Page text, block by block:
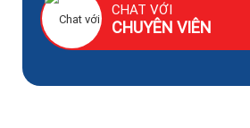
CHAT VỚI
CHUYÊN VIÊN